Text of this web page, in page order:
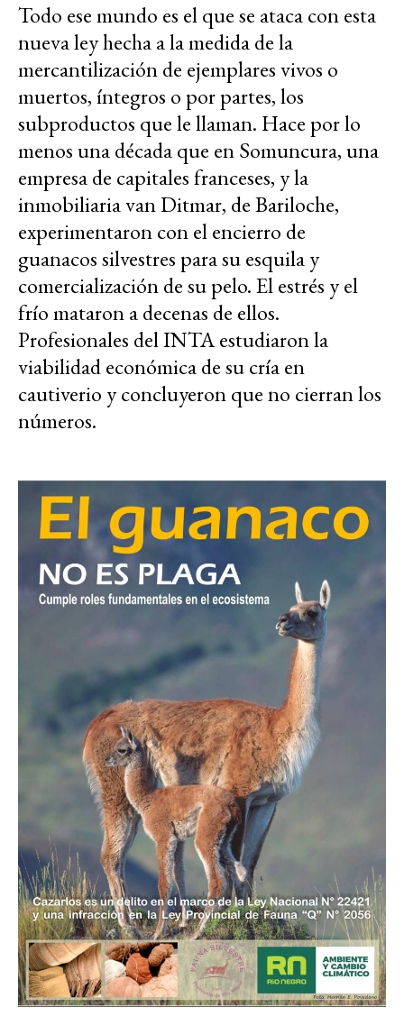
Todo ese mundo es el que se ataca con esta
nueva ley hecha a la medida de la
mercantilización de ejemplares vivos o
muertos, íntegros o por partes, los
subproductos que le llaman. Hace por lo
menos una década que en Somuncura, una
empresa de capitales franceses, y la
inmobiliaria van Ditmar, de Bariloche,
experimentaron con el encierro de
guanacos silvestres para su esquila y
comercialización de su pelo. El estrés y el
frío mataron a decenas de ellos.
Profesionales del INTA estudiaron la
viabilidad económica de su cría en
cautiverio y concluyeron que no cierran los
números.